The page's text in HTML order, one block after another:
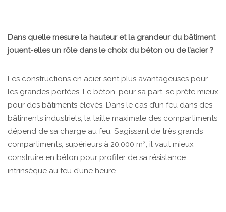
Dans quelle mesure la hauteur et la grandeur du bâtiment
jouent-elles un rôle dans le choix du béton ou de l’acier ?
Les constructions en acier sont plus avantageuses pour
les grandes portées. Le béton, pour sa part, se prête mieux
pour des bâtiments élevés. Dans le cas d’un feu dans des
bâtiments industriels, la taille maximale des compartiments
dépend de sa charge au feu. S’agissant de très grands
compartiments, supérieurs à 20.000 m2, il vaut mieux
construire en béton pour profiter de sa résistance
intrinsèque au feu d’une heure.